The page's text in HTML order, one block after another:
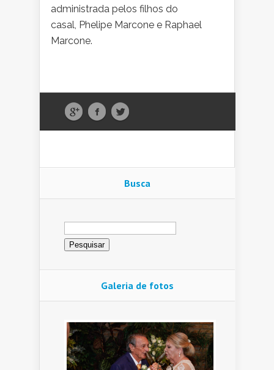
administrada pelos filhos do
casal, Phelipe Marcone e Raphael
Marcone.
Busca
Pesquisar
por:
Galeria de fotos